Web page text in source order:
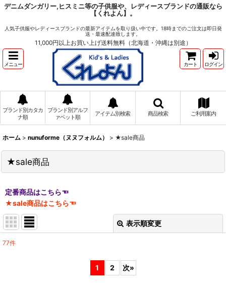
デニムダンガリー,ヒスミニ等の子供服や、レディースブランドの通販なら
【くれよん】。
人気子供服やレディースブランドの最新アイテムを取り扱い中です。18時までのご注文は即日発
送・最速配達致します。
11,000円以上お買い上げ送料無料（北海道・沖縄は別途）
メニュー カート ログイン
ブランド別カタカ
ナ順
ブランド別アルフ
ァベット順
アイテム別検索 商品検索 ご利用案内
ホーム > nunuforme（ヌヌフォルム） > ★sale商品
★sale商品
定番商品はこちら☜
★sale商品はこちら☜
表示順変更
77件
1 2 次»